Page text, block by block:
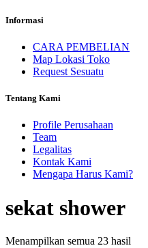
Informasi
CARA PEMBELIAN
Map Lokasi Toko
Request Sesuatu
Tentang Kami
Profile Perusahaan
Team
Legalitas
Kontak Kami
Mengapa Harus Kami?
sekat shower
Menampilkan semua 23 hasil